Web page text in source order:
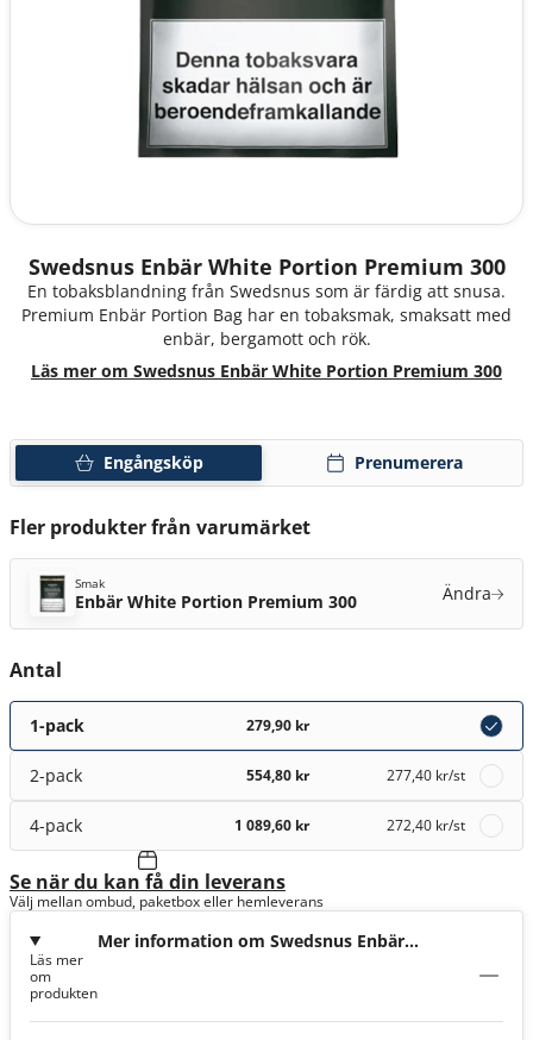
Swedsnus Enbär White Portion Premium 300
En tobaksblandning från Swedsnus som är färdig att snusa.
Premium Enbär Portion Bag har en tobaksmak, smaksatt med
enbär, bergamott och rök.
Läs mer om Swedsnus Enbär White Portion Premium 300
Engångsköp Prenumerera
Fler produkter från varumärket
Smak
Enbär White Portion Premium 300 Ändra
Antal
1-pack 279,90 kr
2-pack 554,80 kr 277,40 kr/st
4-pack 1 089,60 kr 272,40 kr/st
Se när du kan få din leverans
Välj mellan ombud, paketbox eller hemleverans
Mer information om Swedsnus Enbär
Läs mer
om
produkten